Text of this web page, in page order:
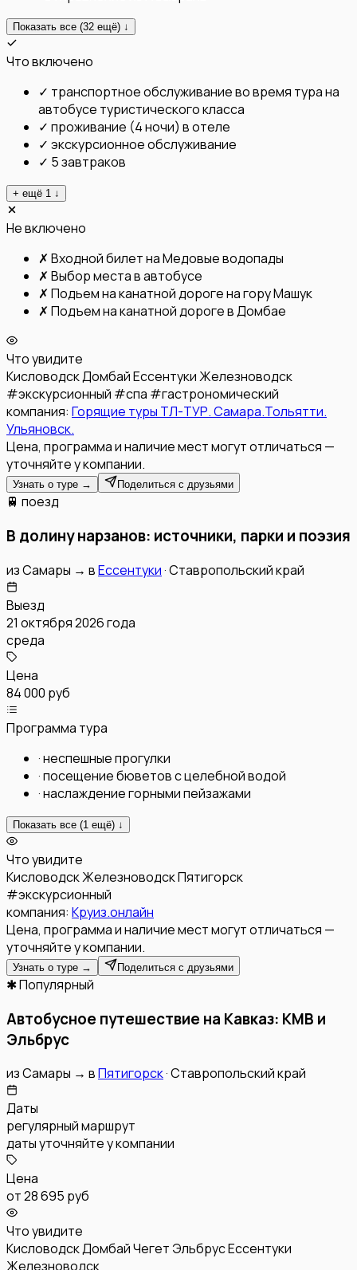
Показать все (32 ещё) ↓
Что включено
✓ транспортное обслуживание во время тура на
автобусе туристического класса
✓ проживание (4 ночи) в отеле
✓ экскурсионное обслуживание
✓ 5 завтраков
+ ещё 1 ↓
Не включено
✗ Входной билет на Медовые водопады
✗ Выбор места в автобусе
✗ Подьем на канатной дороге на гору Машук
✗ Подъем на канатной дороге в Домбае
Что увидите
КисловодскДомбайЕссентукиЖелезноводск
#экскурсионный #спа #гастрономический
компания: Горящие туры ТЛ-ТУР. Самара.Тольятти.
Ульяновск.
Цена, программа и наличие мест могут отличаться —
уточняйте у компании.
Узнать о туре → Поделиться с друзьями
🚆 поезд
В долину нарзанов: источники, парки и поэзия
изСамары → вЕссентуки·Ставропольский край
Выезд
21 октября 2026 года
среда
Цена
84 000 руб
Программа тура
·неспешные прогулки
·посещение бюветов с целебной водой
·наслаждение горными пейзажами
Показать все (1 ещё) ↓
Что увидите
КисловодскЖелезноводскПятигорск
#экскурсионный
компания: Круиз.онлайн
Цена, программа и наличие мест могут отличаться —
уточняйте у компании.
Узнать о туре → Поделиться с друзьями
✱ Популярный
Автобусное путешествие на Кавказ: КМВ и
Эльбрус
изСамары → вПятигорск·Ставропольский край
Даты
регулярный маршрут
даты уточняйте у компании
Цена
от28 695 руб
Что увидите
КисловодскДомбайЧегет ЭльбрусЕссентуки
Железноводск